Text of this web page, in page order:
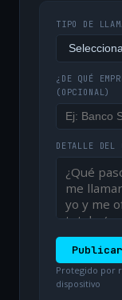
TIPO DE
¿DE QUÉ
(OPCIONAL)
DETALLE DEL
Protegido por
dispositivo